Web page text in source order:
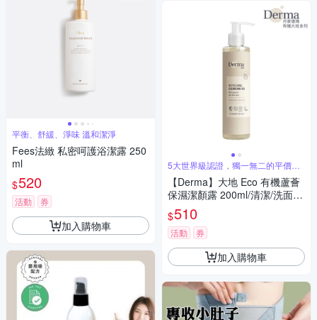
平衡、舒緩、淨味 溫和潔淨
Fees法緻 私密呵護浴潔露 250
ml
$520
活動 券
加入購物車
5大世界級認證，獨一無二的平價純
素洗護品
【Derma】大地 Eco 有機蘆薈
保濕潔顏露 200ml/清潔/洗面
乳/無香味/純素/天然/無添加/甘
油/蘆薈/丹麥
$510
活動 券
加入購物車